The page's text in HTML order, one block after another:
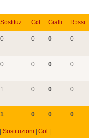
Sostituz. Gol Gialli Rossi
0 0 0 0
0 0 0 0
1 0 0 0
1 0 0 0
Sostituzioni Gol